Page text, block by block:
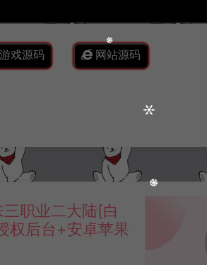
戏源码 网站源码
职业二大陆[白
权后台+安卓苹果